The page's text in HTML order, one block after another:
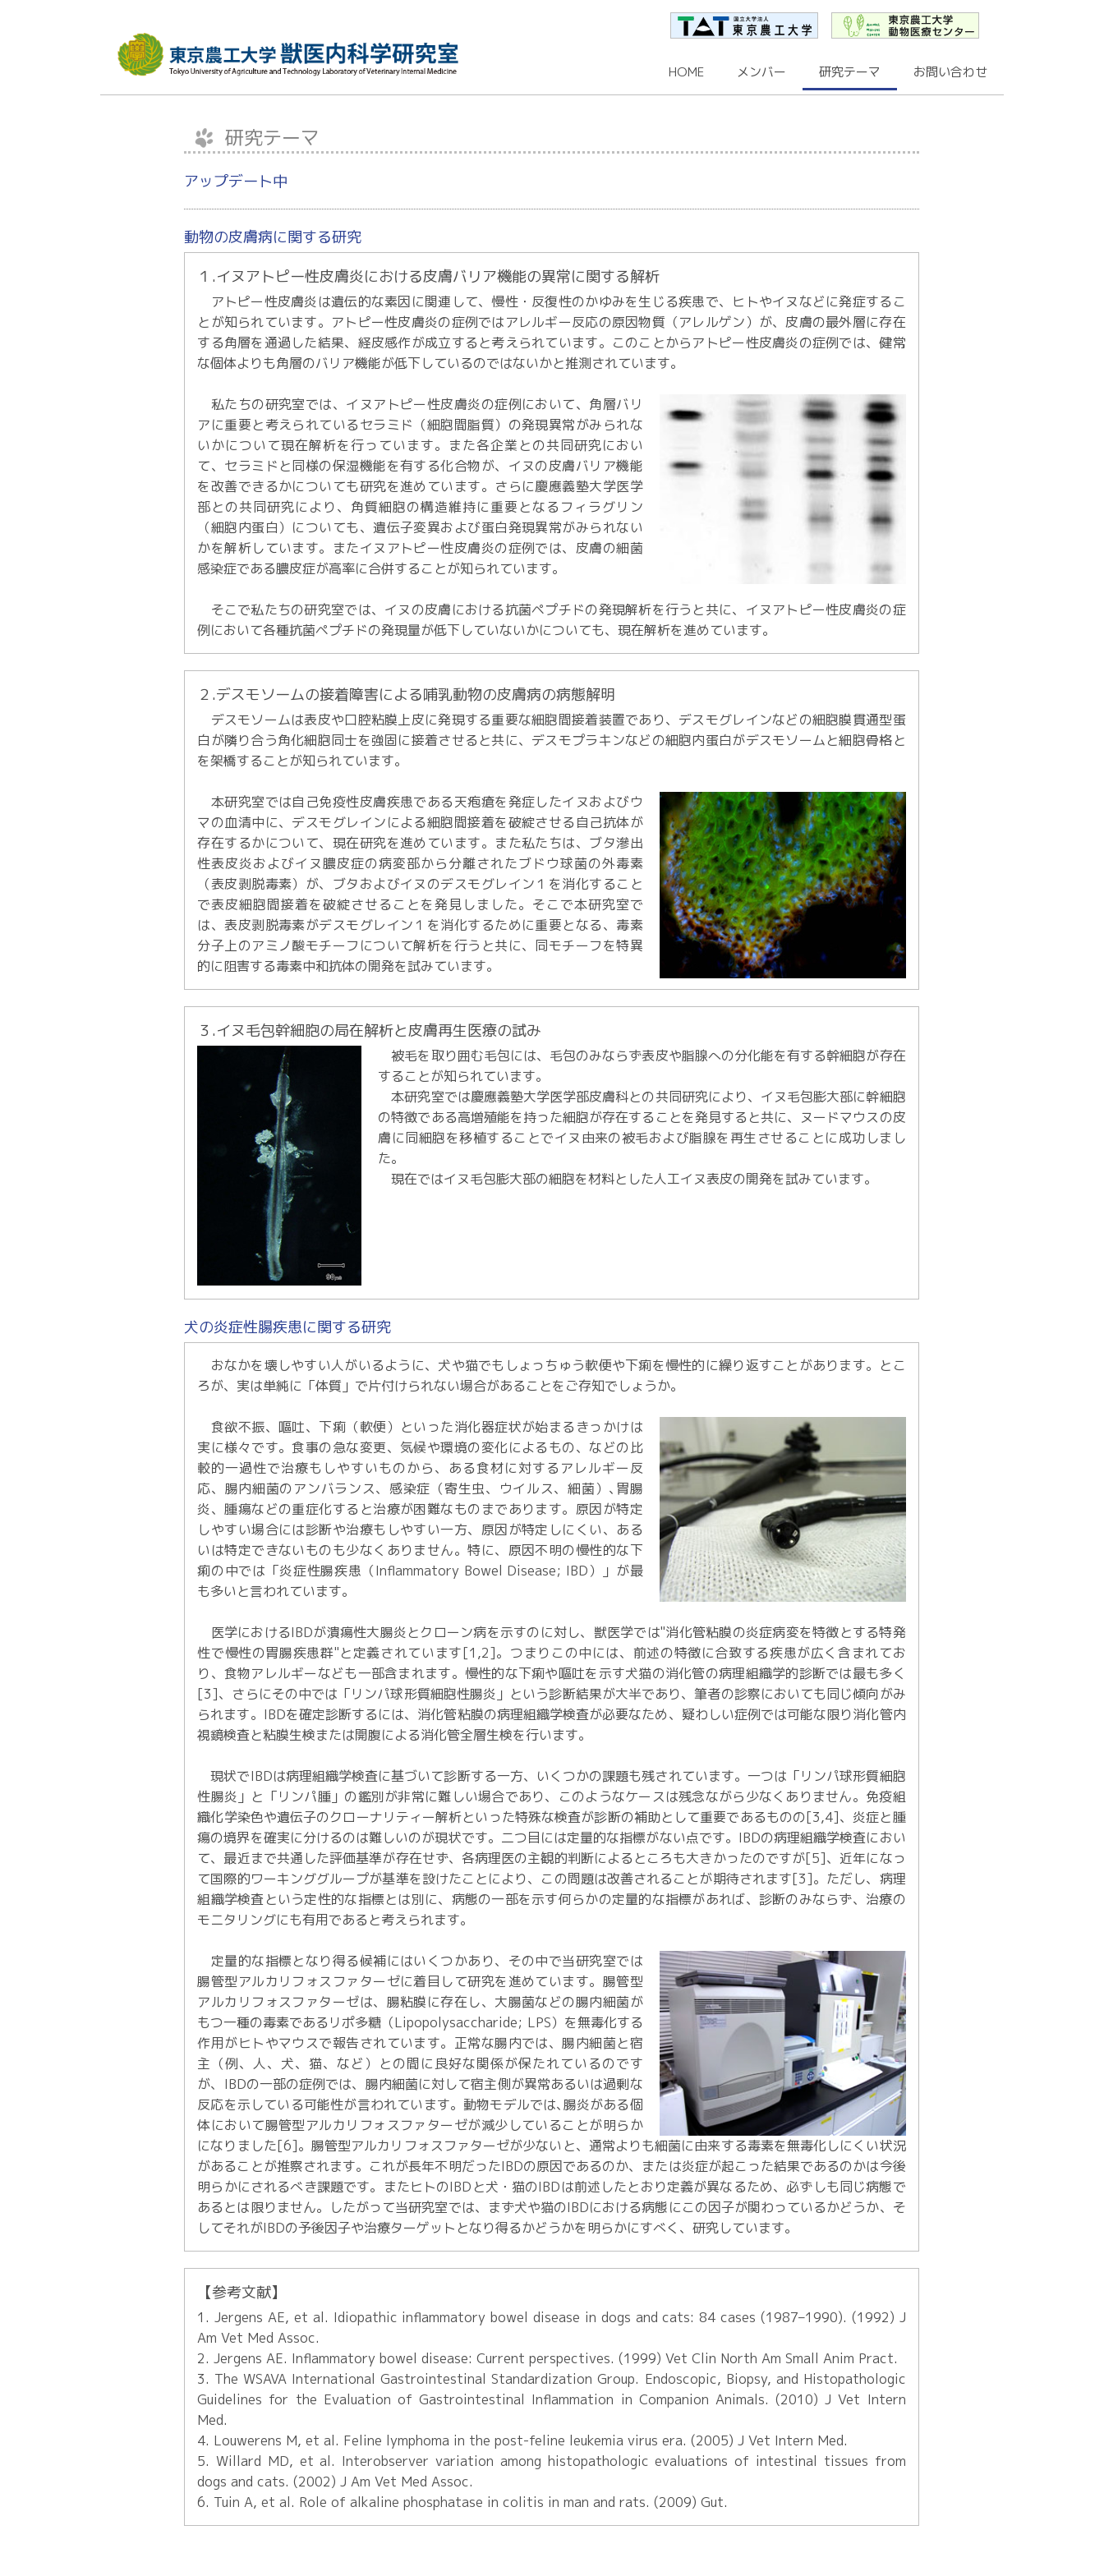
HOME メンバー 研究テーマ お問い合わせ
研究テーマ
アップデート中
動物の皮膚病に関する研究
１.イヌアトピー性皮膚炎における皮膚バリア機能の異常に関する解析
アトピー性皮膚炎は遺伝的な素因に関連して、慢性・反復性のかゆみを生じる疾患で、ヒトやイヌなどに発症するこ
とが知られています。アトピー性皮膚炎の症例ではアレルギー反応の原因物質（アレルゲン）が、皮膚の最外層に存在
する角層を通過した結果、経皮感作が成立すると考えられています。このことからアトピー性皮膚炎の症例では、健常
な個体よりも角層のバリア機能が低下しているのではないかと推測されています。
私たちの研究室では、イヌアトピー性皮膚炎の症例において、角層バリ
アに重要と考えられているセラミド（細胞間脂質）の発現異常がみられな
いかについて現在解析を行っています。また各企業との共同研究におい
て、セラミドと同様の保湿機能を有する化合物が、イヌの皮膚バリア機能
を改善できるかについても研究を進めています。さらに慶應義塾大学医学
部との共同研究により、角質細胞の構造維持に重要となるフィラグリン
（細胞内蛋白）についても、遺伝子変異および蛋白発現異常がみられない
かを解析しています。またイヌアトピー性皮膚炎の症例では、皮膚の細菌
感染症である膿皮症が高率に合併することが知られています。
そこで私たちの研究室では、イヌの皮膚における抗菌ペプチドの発現解析を行うと共に、イヌアトピー性皮膚炎の症
例において各種抗菌ペプチドの発現量が低下していないかについても、現在解析を進めています。
２.デスモソームの接着障害による哺乳動物の皮膚病の病態解明
デスモソームは表皮や口腔粘膜上皮に発現する重要な細胞間接着装置であり、デスモグレインなどの細胞膜貫通型蛋
白が隣り合う角化細胞同士を強固に接着させると共に、デスモプラキンなどの細胞内蛋白がデスモソームと細胞骨格と
を架橋することが知られています。
本研究室では自己免疫性皮膚疾患である天疱瘡を発症したイヌおよびウ
マの血清中に、デスモグレインによる細胞間接着を破綻させる自己抗体が
存在するかについて、現在研究を進めています。また私たちは、ブタ滲出
性表皮炎およびイヌ膿皮症の病変部から分離されたブドウ球菌の外毒素
（表皮剥脱毒素）が、ブタおよびイヌのデスモグレイン１を消化すること
で表皮細胞間接着を破綻させることを発見しました。そこで本研究室で
は、表皮剥脱毒素がデスモグレイン１を消化するために重要となる、毒素
分子上のアミノ酸モチーフについて解析を行うと共に、同モチーフを特異
的に阻害する毒素中和抗体の開発を試みています。
３.イヌ毛包幹細胞の局在解析と皮膚再生医療の試み
被毛を取り囲む毛包には、毛包のみならず表皮や脂腺への分化能を有する幹細胞が存在
することが知られています。
本研究室では慶應義塾大学医学部皮膚科との共同研究により、イヌ毛包膨大部に幹細胞
の特徴である高増殖能を持った細胞が存在することを発見すると共に、ヌードマウスの皮
膚に同細胞を移植することでイヌ由来の被毛および脂腺を再生させることに成功しまし
た。
現在ではイヌ毛包膨大部の細胞を材料とした人工イヌ表皮の開発を試みています。
犬の炎症性腸疾患に関する研究
おなかを壊しやすい人がいるように、犬や猫でもしょっちゅう軟便や下痢を慢性的に繰り返すことがあります。とこ
ろが、実は単純に「体質」で片付けられない場合があることをご存知でしょうか。
食欲不振、嘔吐、下痢（軟便）といった消化器症状が始まるきっかけは
実に様々です。食事の急な変更、気候や環境の変化によるもの、などの比
較的一過性で治療もしやすいものから、ある食材に対するアレルギー反
応、腸内細菌のアンバランス、感染症（寄生虫、ウイルス、細菌）､胃腸
炎、腫瘍などの重症化すると治療が困難なものまであります。原因が特定
しやすい場合には診断や治療もしやすい一方、原因が特定しにくい、ある
いは特定できないものも少なくありません。特に、原因不明の慢性的な下
痢の中では「炎症性腸疾患（Inflammatory Bowel Disease; IBD）」が最
も多いと言われています。
医学におけるIBDが潰瘍性大腸炎とクローン病を示すのに対し、獣医学では"消化管粘膜の炎症病変を特徴とする特発
性で慢性の胃腸疾患群"と定義されています[1,2]。つまりこの中には、前述の特徴に合致する疾患が広く含まれてお
り、食物アレルギーなども一部含まれます。慢性的な下痢や嘔吐を示す犬猫の消化管の病理組織学的診断では最も多く
[3]、さらにその中では「リンパ球形質細胞性腸炎」という診断結果が大半であり、筆者の診察においても同じ傾向がみ
られます。IBDを確定診断するには、消化管粘膜の病理組織学検査が必要なため、疑わしい症例では可能な限り消化管内
視鏡検査と粘膜生検または開腹による消化管全層生検を行います。
現状でIBDは病理組織学検査に基づいて診断する一方、いくつかの課題も残されています。一つは「リンパ球形質細胞
性腸炎」と「リンパ腫」の鑑別が非常に難しい場合であり、このようなケースは残念ながら少なくありません。免疫組
織化学染色や遺伝子のクローナリティー解析といった特殊な検査が診断の補助として重要であるものの[3,4]、炎症と腫
瘍の境界を確実に分けるのは難しいのが現状です。二つ目には定量的な指標がない点です。IBDの病理組織学検査におい
て、最近まで共通した評価基準が存在せず、各病理医の主観的判断によるところも大きかったのですが[5]、近年になっ
て国際的ワーキンググループが基準を設けたことにより、この問題は改善されることが期待されます[3]。ただし、病理
組織学検査という定性的な指標とは別に、病態の一部を示す何らかの定量的な指標があれば、診断のみならず、治療の
モニタリングにも有用であると考えられます。
定量的な指標となり得る候補にはいくつかあり、その中で当研究室では
腸管型アルカリフォスファターゼに着目して研究を進めています。腸管型
アルカリフォスファターゼは、腸粘膜に存在し、大腸菌などの腸内細菌が
もつ一種の毒素であるリポ多糖（Lipopolysaccharide; LPS）を無毒化する
作用がヒトやマウスで報告されています。正常な腸内では、腸内細菌と宿
主（例、人、犬、猫、など）との間に良好な関係が保たれているのです
が、IBDの一部の症例では、腸内細菌に対して宿主側が異常あるいは過剰な
反応を示している可能性が言われています。動物モデルでは､腸炎がある個
体において腸管型アルカリフォスファターゼが減少していることが明らか
になりました[6]。腸管型アルカリフォスファターゼが少ないと、通常よりも細菌に由来する毒素を無毒化しにくい状況
があることが推察されます。これが長年不明だったIBDの原因であるのか、または炎症が起こった結果であるのかは今後
明らかにされるべき課題です。またヒトのIBDと犬・猫のIBDは前述したとおり定義が異なるため、必ずしも同じ病態で
あるとは限りません。したがって当研究室では、まず犬や猫のIBDにおける病態にこの因子が関わっているかどうか、そ
してそれがIBDの予後因子や治療ターゲットとなり得るかどうかを明らかにすべく、研究しています。
【参考文献】
1. Jergens AE, et al. Idiopathic inflammatory bowel disease in dogs and cats: 84 cases (1987–1990). (1992) J
Am Vet Med Assoc.
2. Jergens AE. Inflammatory bowel disease: Current perspectives. (1999) Vet Clin North Am Small Anim Pract.
3. The WSAVA International Gastrointestinal Standardization Group. Endoscopic, Biopsy, and Histopathologic
Guidelines for the Evaluation of Gastrointestinal Inflammation in Companion Animals. (2010) J Vet Intern
Med.
4. Louwerens M, et al. Feline lymphoma in the post-feline leukemia virus era. (2005) J Vet Intern Med.
5. Willard MD, et al. Interobserver variation among histopathologic evaluations of intestinal tissues from
dogs and cats. (2002) J Am Vet Med Assoc.
6. Tuin A, et al. Role of alkaline phosphatase in colitis in man and rats. (2009) Gut.